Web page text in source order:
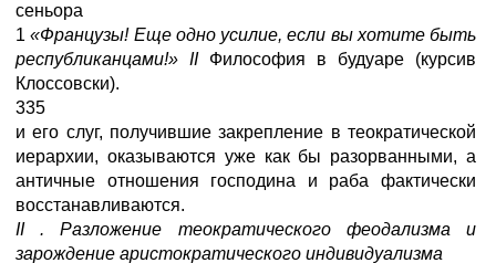
сеньора
1«Французы! Еще одно усилие, если вы хотите быть
республиканцами!» II Философия в будуаре (курсив
Клоссовски).
335
и его слуг, получившие закрепление в теократической
иерархии, оказываются уже как бы разорванными, а
античные отношения господина и раба фактически
восстанавливаются.
II. Разложение теократического феодализма и
зарождение аристократического индивидуализма